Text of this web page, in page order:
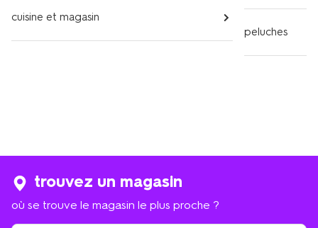
cuisine et magasin
peluches
trouvez un magasin
où se trouve le magasin le plus proche ?